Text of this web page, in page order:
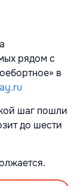
рядом с
в
шаг пошли
до шести